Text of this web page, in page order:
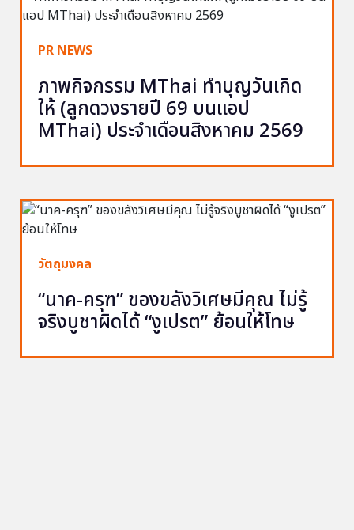
PR NEWS
ภาพกิจกรรม MThai ทำบุญวันเกิด
ให้ (ลูกดวงรายปี 69 บนแอป
MThai) ประจำเดือนสิงหาคม 2569
วัตถุมงคล
“นาค-ครุฑ” ของขลังวิเศษมีคุณ ไม่รู้
จริงบูชาผิดได้ “งูเปรต” ย้อนให้โทษ